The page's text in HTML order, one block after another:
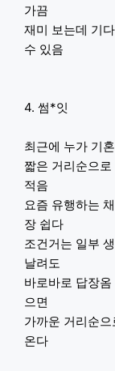
가끔
재미 보는데 기
수 있음
4. 썸*잇
최근에 누가 기
짧은 거리순으
적음
요즘 유행하는
장 쉽다
조건거는 일부
날려도
바로바로 답장
으면
가까운 거리순
온다